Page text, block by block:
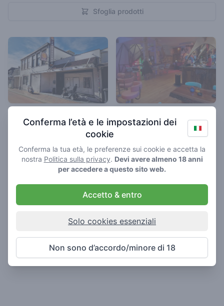
Sfoglia prodotti
Hunter's Coffeeshop
Zandvoort
Coffeeshop in Zandvoort
Yanks
Coffeeshop in Zandvoort
Conferma l’età e le impostazioni dei
cookie
Conferma la tua età, le preferenze sui cookie e accetta la
nostra Politica sulla privacy. Devi avere almeno 18 anni
per accedere a questo sito web.
Accetto & entro
Solo cookies essenziali
Non sono d’accordo/minore di 18